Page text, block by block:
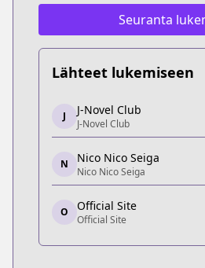
Seuranta
Lähteet lukemiseen
J-Novel Club
J-Novel Club
https://j-novel.club/
Nico Nico Seiga
Nico Nico Seiga
https://
Official Site
J J-Novel Club
J-Novel Club
N Nico Nico Seiga
Nico Nico Seiga
O Official Site
Official Site